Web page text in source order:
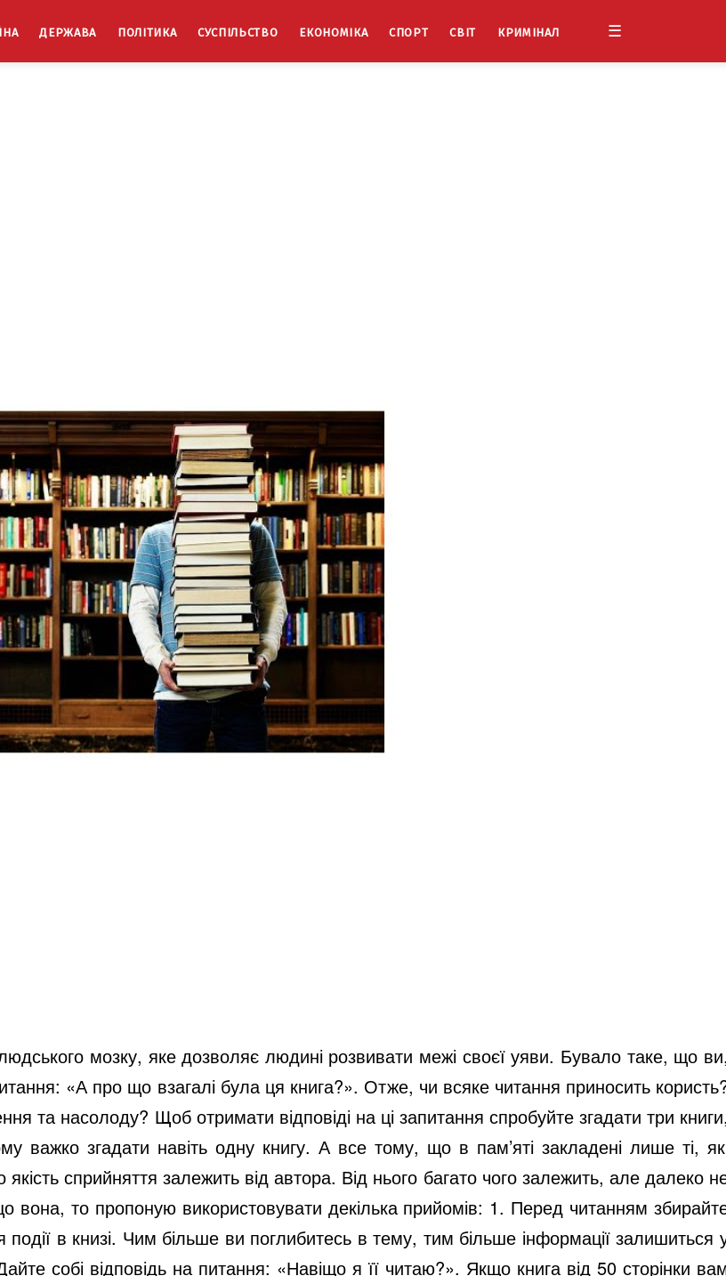
ДЕРЖАВА ПОЛІТИКА СУСПІЛЬСТВО ЕКОНОМІКА СПОРТ СВІТ КРИМІНАЛ ☰
мозку, яке дозволяє людині розвивати межі своєї уяви. Бувало таке, що
«А про що взагалі була ця книга?». Отже, чи всяке читання приносить
та насолоду? Щоб отримати відповіді на ці запитання спробуйте згадати три
важко згадати навіть одну книгу. А все тому, що в пам’яті закладені лише ті,
сприйняття залежить від автора. Від нього багато чого залежить, але далеко
то пропоную використовувати декілька прийомів: 1. Перед читанням
в книзі. Чим більше ви поглибитесь в тему, тим більше інформації залишиться
собі відповідь на питання: «Навіщо я її читаю?». Якщо книга від 50 сторінки